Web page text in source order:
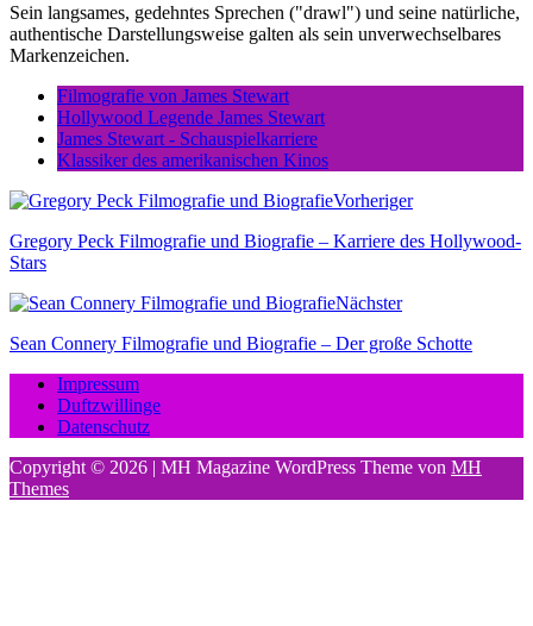
Sein langsames, gedehntes Sprechen ("drawl") und seine natürliche,
authentische Darstellungsweise galten als sein unverwechselbares
Markenzeichen.
Filmografie von James Stewart
Hollywood Legende James Stewart
James Stewart - Schauspielkarriere
Klassiker des amerikanischen Kinos
Vorheriger
Gregory Peck Filmografie und Biografie – Karriere des Hollywood-
Stars
Nächster
Sean Connery Filmografie und Biografie – Der große Schotte
Impressum
Duftzwillinge
Datenschutz
Copyright © 2026 | MH Magazine WordPress Theme von MH
Themes